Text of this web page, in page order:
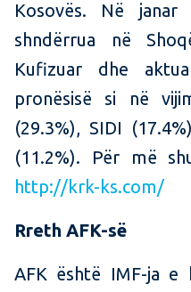
Kosovës. Në
shndërrua në
Kufizuar dhe
pronësisë si në
(29.3%), SIDI
(11.2%). Për më
http://krk-ks.com/
Rreth AFK-së
AFK është IMF-ja